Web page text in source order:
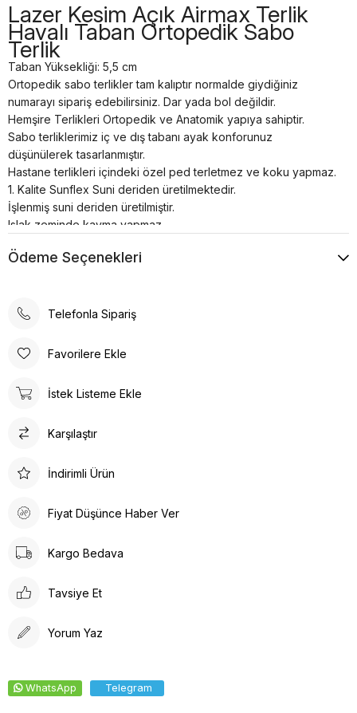
Lazer Kesim Açık Airmax Terlik
Havalı Taban Ortopedik Sabo
Terlik
Taban Yüksekliği: 5,5 cm
Ortopedik sabo terlikler tam kalıptır normalde giydiğiniz
numarayı sipariş edebilirsiniz. Dar yada bol değildir.
Hemşire Terlikleri Ortopedik ve Anatomik yapıya sahiptir.
Sabo terliklerimiz iç ve dış tabanı ayak konforunuz
düşünülerek tasarlanmıştır.
Hastane terlikleri içindeki özel ped terletmez ve koku yapmaz.
1. Kalite Sunflex Suni deriden üretilmektedir.
İşlenmiş suni deriden üretilmiştir.
Islak zeminde kayma yapmaz.
malzemelerden el işçiliği ile özel üretilmiştir.
Airmax sabo terlikler; hastanelerde, restoranlarda, otellerde,
Poli taban materyali sayesinde uzun süreli kullanımlarda bile
Ortopedik taban desteği ile ayak sağlığınızı düşünerek
ürün detayları ile hem dayanıklılık hem de estetik bir görünüm
nefes almasına olanak tanırken yumuşak bir dokunuş sağlar.
vaat eder.
Ödeme Seçenekleri
Telefonla Sipariş
Favorilere Ekle
İstek Listeme Ekle
Karşılaştır
İndirimli Ürün
Fiyat Düşünce Haber Ver
Kargo Bedava
Tavsiye Et
Yorum Yaz
WhatsApp Telegram